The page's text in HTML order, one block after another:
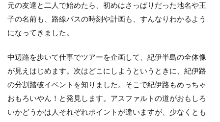
元の友達と二人で始めたら、初めはさっぱりだった地名や王
子の名前も、路線バスの時刻や計画も、すんなりわかるよう
になってきました。
中辺路を歩いて仕事でツアーを企画して、紀伊半島の全体像
が見えはじめます。次はどこにしようというときに、紀伊路
の分割踏破イベントを知りました。そこで紀伊路もめっちゃ
おもろいやん！と発見します。アスファルトの道がおもしろ
いかどうかは人それぞれポイントが違いますが、少なくとも